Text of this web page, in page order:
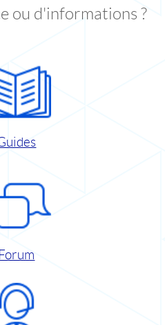
ou d'informations ?
Forum